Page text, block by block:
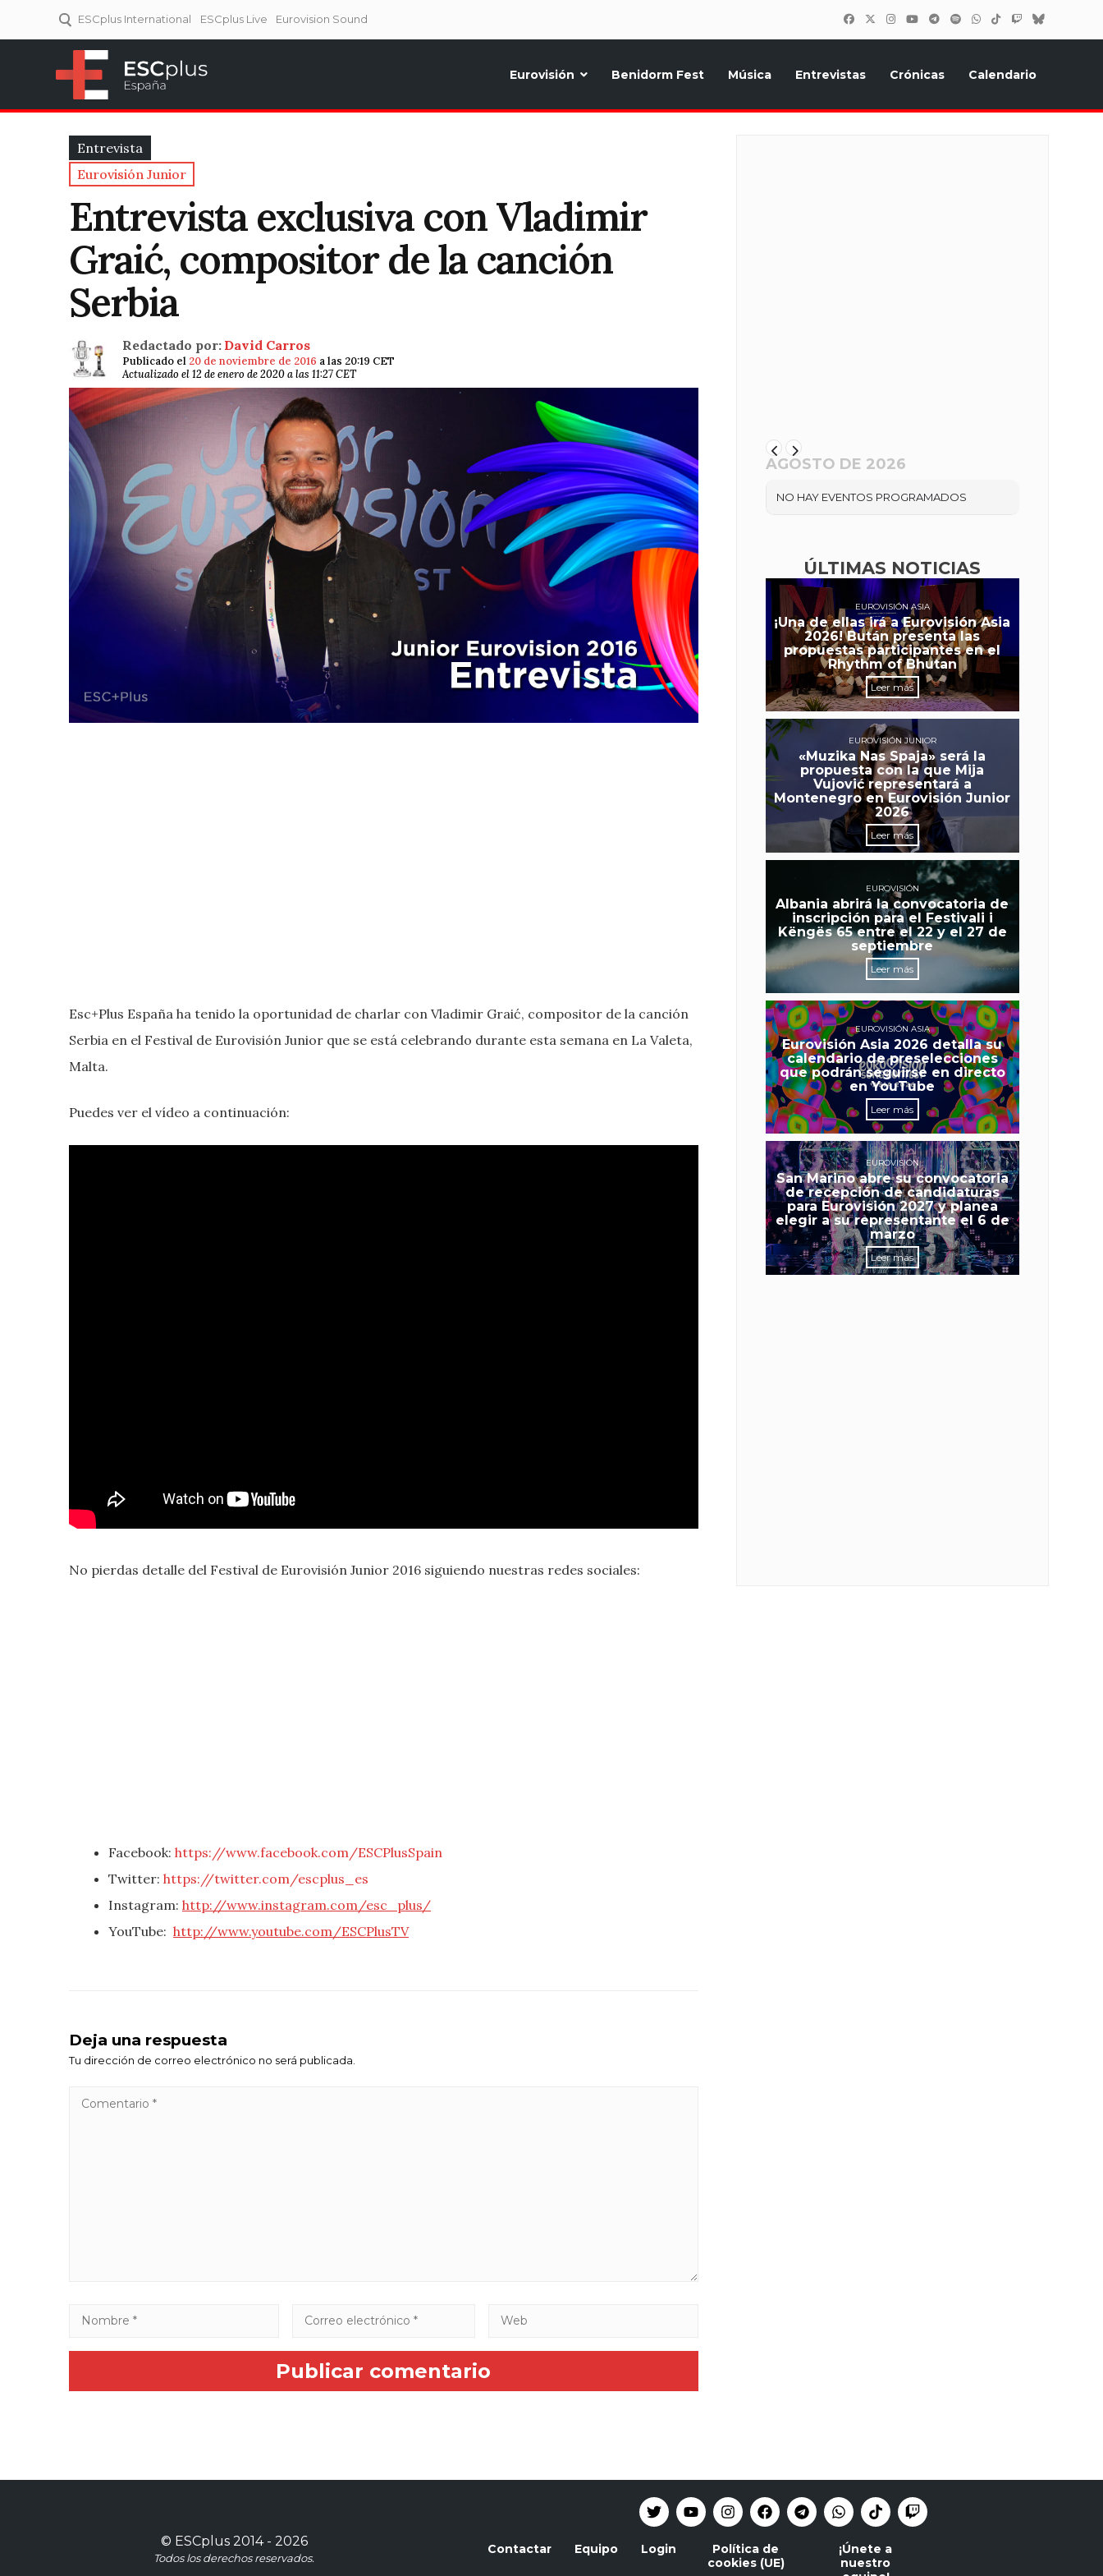
ESCplus International ESCplus Live Eurovision Sound
Eurovisión Benidorm Fest Música Entrevistas Crónicas Calendario
Entrevista
Eurovisión Junior
Entrevista exclusiva con Vladimir
Graić, compositor de la canción
Serbia
Redactado por: David Carros
Publicado el 20 de noviembre de 2016 a las 20:19 CET
Actualizado el 12 de enero de 2020 a las 11:27 CET
Esc+Plus España ha tenido la oportunidad de charlar con Vladimir Graić, compositor de la canción
Serbia en el Festival de Eurovisión Junior que se está celebrando durante esta semana en La Valeta,
Malta.
Puedes ver el vídeo a continuación:
No pierdas detalle del Festival de Eurovisión Junior 2016 siguiendo nuestras redes sociales:
Facebook: https://www.facebook.com/ESCPlusSpain
Twitter: https://twitter.com/escplus_es
Instagram: http://www.instagram.com/esc_plus/
YouTube: http://www.youtube.com/ESCPlusTV
Deja una respuesta
Tu dirección de correo electrónico no será publicada.
AGOSTO DE 2026
NO HAY EVENTOS PROGRAMADOS
ÚLTIMAS NOTICIAS
EUROVISIÓN ASIA
¡Una de ellas irá a Eurovisión Asia
2026! Bután presenta las
propuestas participantes en el
Rhythm of Bhutan
Leer más
EUROVISIÓN JUNIOR
«Muzika Nas Spaja» será la
propuesta con la que Mija
Vujović representará a
Montenegro en Eurovisión Junior
2026
Leer más
EUROVISIÓN
Albania abrirá la convocatoria de
inscripción para el Festivali i
Këngës 65 entre el 22 y el 27 de
septiembre
Leer más
EUROVISIÓN ASIA
Eurovisión Asia 2026 detalla su
calendario de preselecciones
que podrán seguirse en directo
en YouTube
Leer más
EUROVISIÓN
San Marino abre su convocatoria
de recepción de candidaturas
para Eurovisión 2027 y planea
elegir a su representante el 6 de
marzo
Leer más
© ESCplus2014 - 2026
Todos los derechos reservados.
Contactar Equipo Login
Política de
cookies (UE)
¡Únete a
nuestro